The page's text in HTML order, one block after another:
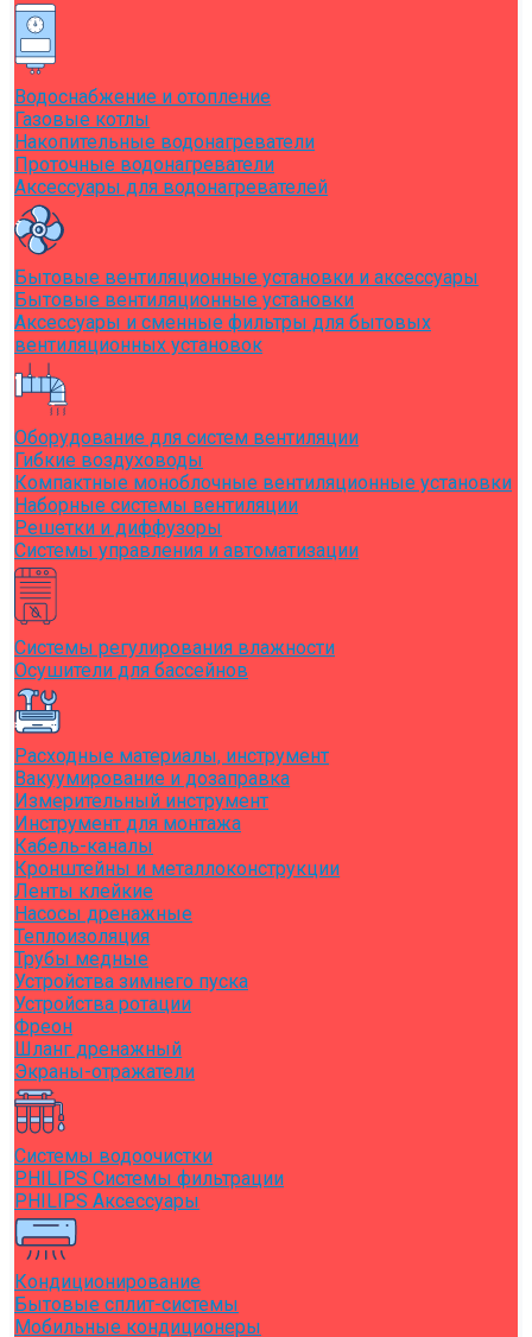
Водоснабжение и отопление
Газовые котлы
Накопительные водонагреватели
Проточные водонагреватели
Аксессуары для водонагревателей
Бытовые вентиляционные установки и аксессуары
Бытовые вентиляционные установки
Аксессуары и сменные фильтры для бытовых
вентиляционных установок
Оборудование для систем вентиляции
Гибкие воздуховоды
Компактные моноблочные вентиляционные установки
Наборные системы вентиляции
Решетки и диффузоры
Системы управления и автоматизации
Системы регулирования влажности
Осушители для бассейнов
Расходные материалы, инструмент
Вакуумирование и дозаправка
Измерительный инструмент
Инструмент для монтажа
Кабель-каналы
Кронштейны и металлоконструкции
Ленты клейкие
Насосы дренажные
Теплоизоляция
Трубы медные
Устройства зимнего пуска
Устройства ротации
Фреон
Шланг дренажный
Экраны-отражатели
Системы водоочистки
PHILIPS Системы фильтрации
PHILIPS Аксессуары
Кондиционирование
Бытовые сплит-системы
Мобильные кондиционеры